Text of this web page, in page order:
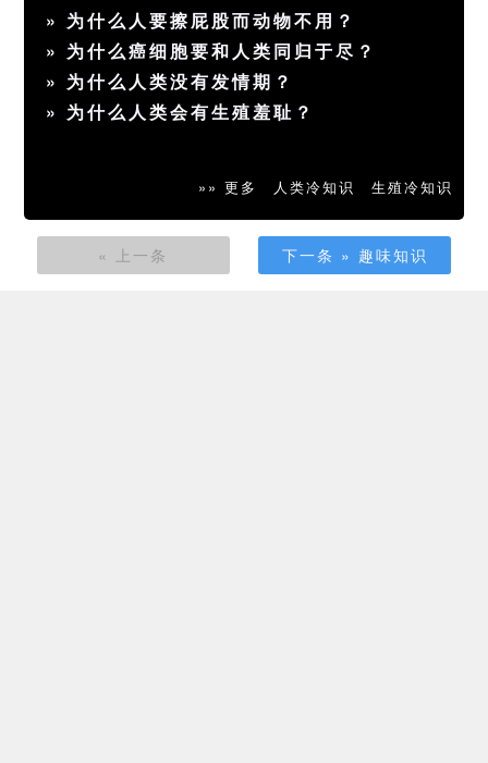
» 为什么人要擦屁股而动物不用？
» 为什么癌细胞要和人类同归于尽？
» 为什么人类没有发情期？
» 为什么人类会有生殖羞耻？
»» 更多 人类冷知识 生殖冷知识
« 上一条 下一条 » 趣味知识